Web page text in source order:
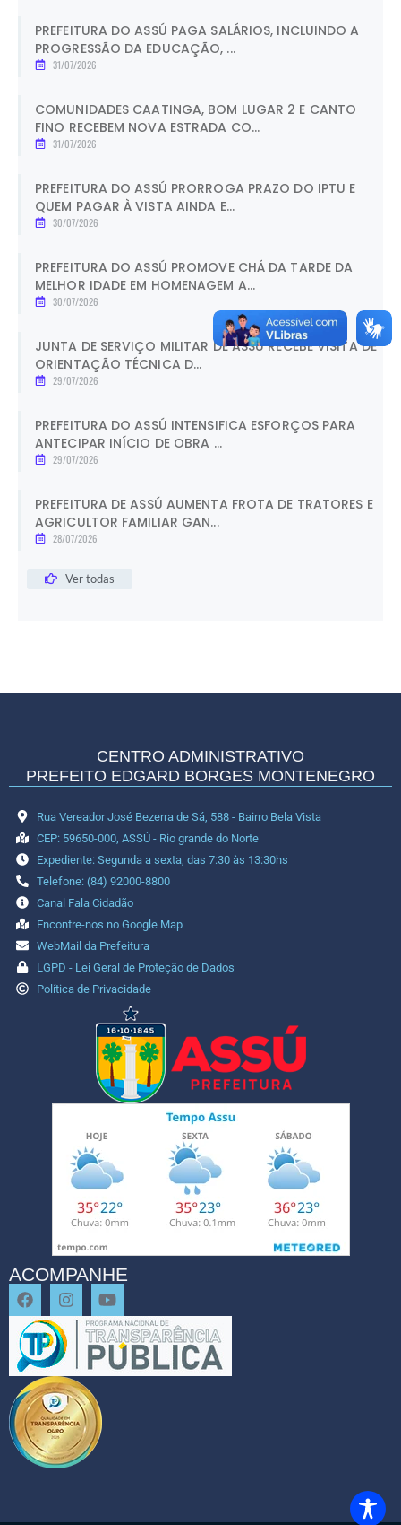
PREFEITURA DO ASSÚ PAGA SALÁRIOS, INCLUINDO A
PROGRESSÃO DA EDUCAÇÃO, ...
31/07/2026
COMUNIDADES CAATINGA, BOM LUGAR 2 E CANTO
FINO RECEBEM NOVA ESTRADA CO...
31/07/2026
PREFEITURA DO ASSÚ PRORROGA PRAZO DO IPTU E
QUEM PAGAR À VISTA AINDA E...
30/07/2026
PREFEITURA DO ASSÚ PROMOVE CHÁ DA TARDE DA
MELHOR IDADE EM HOMENAGEM A...
30/07/2026
JUNTA DE SERVIÇO MILITAR DE ASSÚ RECEBE VISITA DE
ORIENTAÇÃO TÉCNICA D...
29/07/2026
PREFEITURA DO ASSÚ INTENSIFICA ESFORÇOS PARA
ANTECIPAR INÍCIO DE OBRA ...
29/07/2026
PREFEITURA DE ASSÚ AUMENTA FROTA DE TRATORES E
AGRICULTOR FAMILIAR GAN...
28/07/2026
Ver todas
CENTRO ADMINISTRATIVO
PREFEITO EDGARD BORGES MONTENEGRO
Rua Vereador José Bezerra de Sá, 588 - Bairro Bela Vista
CEP: 59650-000, ASSÚ - Rio grande do Norte
Expediente: Segunda a sexta, das 7:30 às 13:30hs
Telefone: (84) 92000-8800
Canal Fala Cidadão
Encontre-nos no Google Map
WebMail da Prefeitura
LGPD - Lei Geral de Proteção de Dados
Política de Privacidade
ACOMPANHE